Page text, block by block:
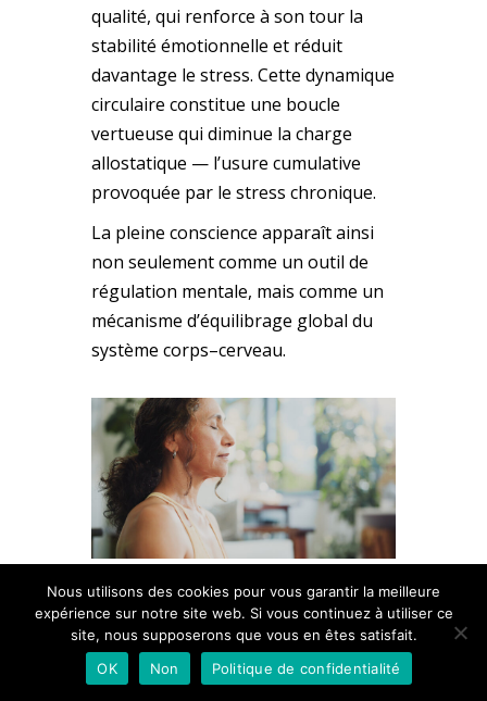
qualité, qui renforce à son tour la
stabilité émotionnelle et réduit
davantage le stress. Cette dynamique
circulaire constitue une boucle
vertueuse qui diminue la charge
allostatique — l’usure cumulative
provoquée par le stress chronique.
La pleine conscience apparaît ainsi
non seulement comme un outil de
régulation mentale, mais comme un
mécanisme d’équilibrage global du
système corps–cerveau.
LA RÉGULATION
NEUROBIOLOGI
Nous utilisons des cookies pour vous garantir la meilleure
expérience sur notre site web. Si vous continuez à utiliser ce
site, nous supposerons que vous en êtes satisfait.
OK
Non Politique de confidentialité